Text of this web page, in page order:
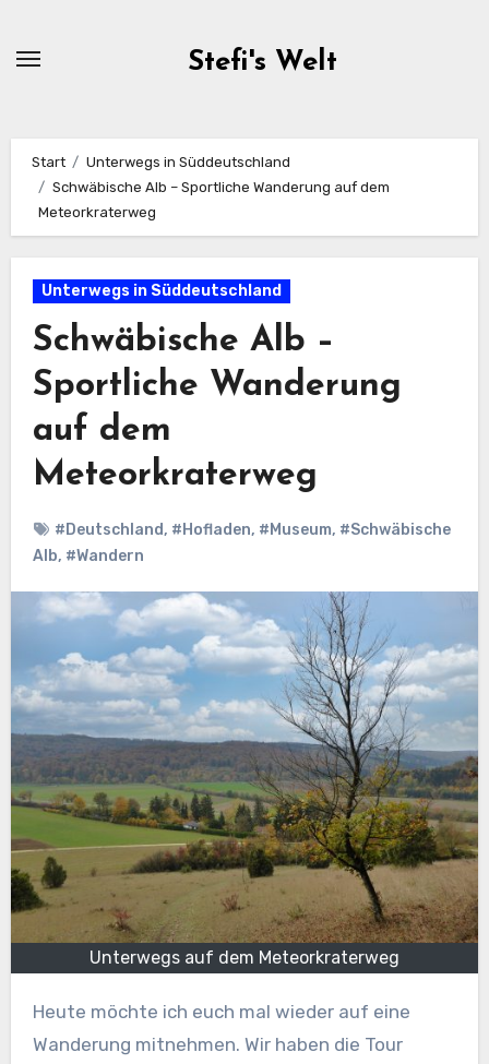
Stefi's Welt
Start
Unterwegs in Süddeutschland
Schwäbische Alb – Sportliche Wanderung auf dem
Meteorkraterweg
Unterwegs in Süddeutschland
Schwäbische Alb –
Sportliche Wanderung
auf dem
Meteorkraterweg
#Deutschland, #Hofladen, #Museum, #Schwäbische
Alb, #Wandern
Unterwegs auf dem Meteorkraterweg
Heute möchte ich euch mal wieder auf eine
Wanderung mitnehmen. Wir haben die Tour